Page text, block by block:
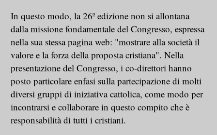
In questo modo, la 26ª edizione non si allontana
dalla missione fondamentale del Congresso, espressa
nella sua stessa pagina web: "mostrare alla società il
valore e la forza della proposta cristiana". Nella
presentazione del Congresso, i co-direttori hanno
posto particolare enfasi sulla partecipazione di molti
diversi gruppi di iniziativa cattolica, come modo per
incontrarsi e collaborare in questo compito che è
responsabilità di tutti i cristiani.